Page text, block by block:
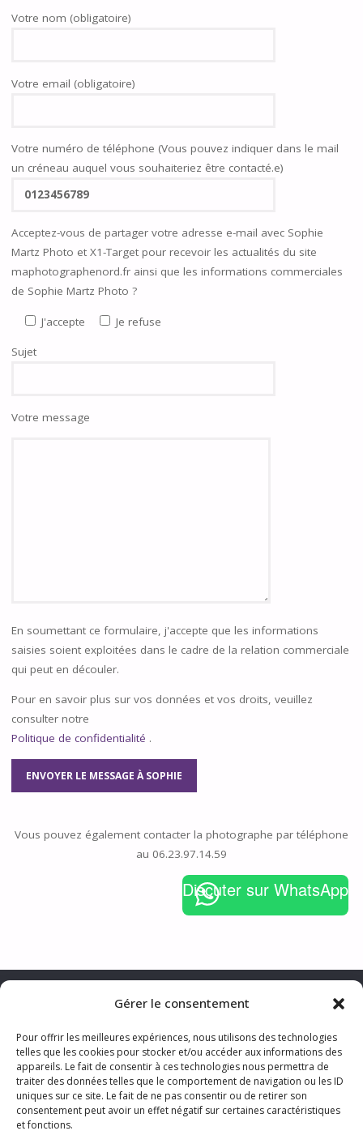
Gérer le consentement
Pour offrir les meilleures expériences, nous utilisons des technologies
telles que les cookies pour stocker et/ou accéder aux informations des
appareils. Le fait de consentir à ces technologies nous permettra de
traiter des données telles que le comportement de navigation ou les ID
uniques sur ce site. Le fait de ne pas consentir ou de retirer son
consentement peut avoir un effet négatif sur certaines caractéristiques
et fonctions.
Votre nom (obligatoire)
Votre email (obligatoire)
Votre numéro de téléphone (Vous pouvez indiquer dans le mail
un créneau auquel vous souhaiteriez être contacté.e)
Acceptez-vous de partager votre adresse e-mail avec Sophie
Martz Photo et X1-Target pour recevoir les actualités du site
maphotographenord.fr ainsi que les informations commerciales
de Sophie Martz Photo ?
J'accepte Je refuse
Sujet
Votre message
En soumettant ce formulaire, j'accepte que les informations
saisies soient exploitées dans le cadre de la relation commerciale
qui peut en découler.
Pour en savoir plus sur vos données et vos droits, veuillez
consulter notre
Politique de confidentialité .
Vous pouvez également contacter la photographe par téléphone
au 06.23.97.14.59
Discuter sur WhatsApp
CONTACTER LA PHOTOGRAPHE
MENTIONS LÉGALES & TRAITEMENT DES DONNÉES PERSONNELLES
CGV
TARIFS S’ABONNER AUX ACTUS